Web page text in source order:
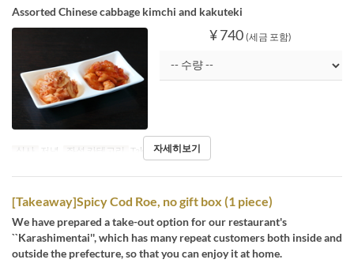
Assorted Chinese cabbage kimchi and kakuteki
¥ 740 (세금 포함)
식사 저녁 좌석 카테고리 Takeaway자세히보기
[Takeaway]Spicy Cod Roe, no gift box (1 piece)
We have prepared a take-out option for our restaurant's
``Karashimentai'', which has many repeat customers both inside and
outside the prefecture, so that you can enjoy it at home.